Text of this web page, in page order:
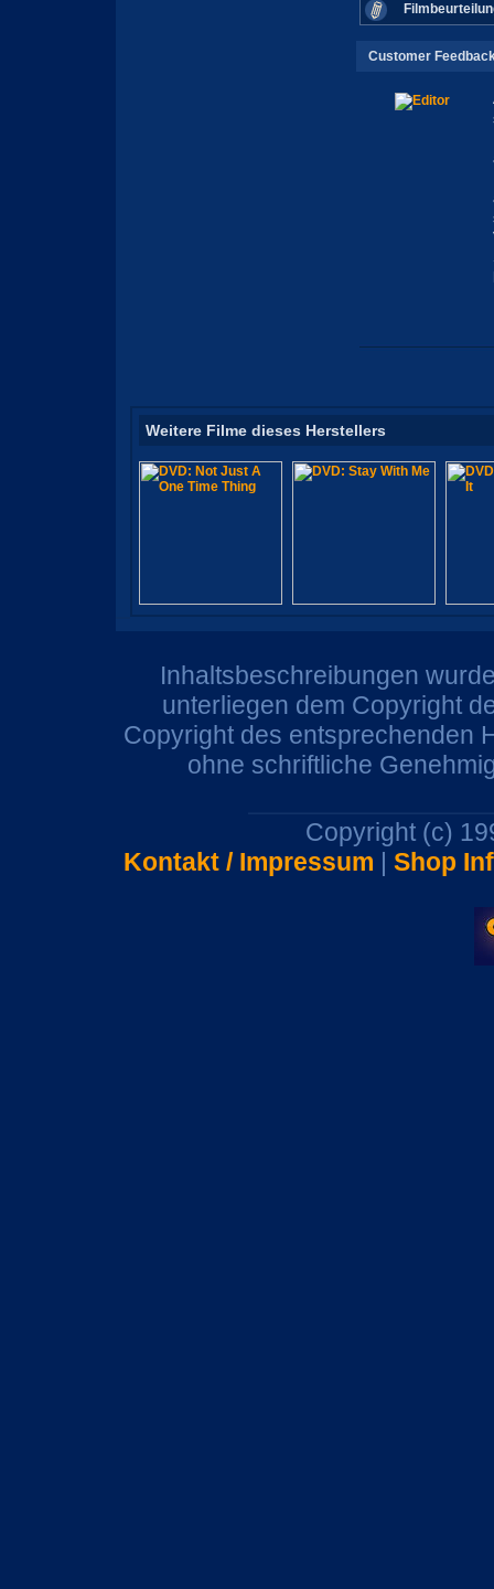
Customer
Weitere Filme dieses Herstellers
Inhaltsbeschreibungen
unterliegen dem Copyright
Copyright des entsprechenden
ohne schriftliche
Copyright (c)
Kontakt / Impressum | Shop